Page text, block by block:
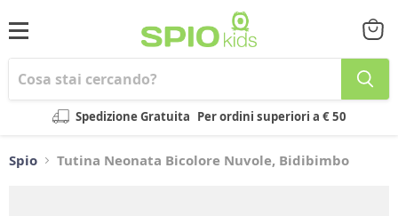
Menu
Spedizione Gratuita Per ordini superiori a € 50
il
Spio Tutina Neonata Bicolore Nuvole, Bidibimbo